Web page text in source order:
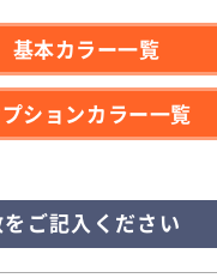
基本カラー一覧
ションカラー一覧
ご記入ください